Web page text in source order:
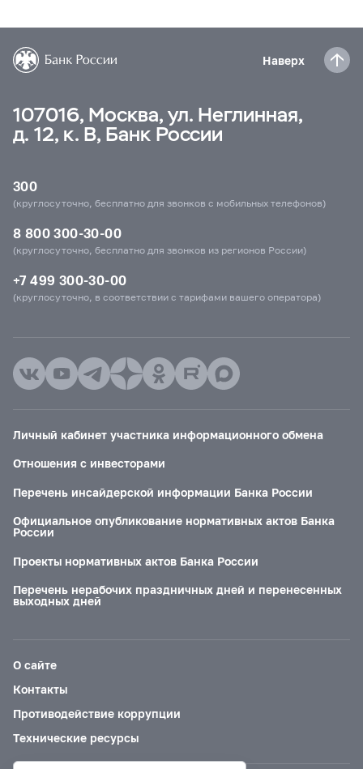
Наверх
107016, Москва, ул. Неглинная,
д. 12, к. В, Банк России
300
(круглосуточно, бесплатно для звонков с мобильных телефонов)
8 800 300-30-00
(круглосуточно, бесплатно для звонков из регионов России)
+7 499 300-30-00
(круглосуточно, в соответствии с тарифами вашего оператора)
Личный кабинет участника информационного обмена
Отношения с инвесторами
Перечень инсайдерской информации Банка России
Официальное опубликование нормативных актов Банка
России
Проекты нормативных актов Банка России
Перечень нерабочих праздничных дней и перенесенных
выходных дней
О сайте
Контакты
Противодействие коррупции
Технические ресурсы